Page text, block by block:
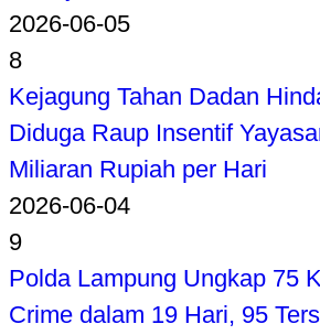
2026-06-05
8
Kejagung Tahan Dadan
Diduga Raup Insentif
Miliaran Rupiah per Hari
2026-06-04
9
Polda Lampung Ungkap 75
Crime dalam 19 Hari, 95